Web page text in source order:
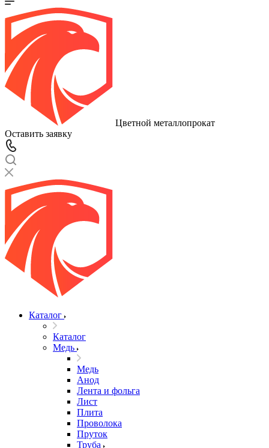
Цветной металлопрокат
Оставить заявку
Каталог
Каталог
Медь
Медь
Анод
Лента и фольга
Лист
Плита
Проволока
Пруток
Труба